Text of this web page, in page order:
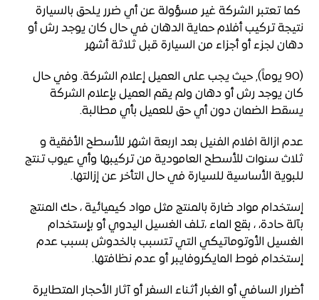
كما تعتبر الشركة غير مسؤولة عن أي ضرر يلحق بالسيارة
نتيجة تركيب أفلام حماية الدهان في حال كان يوجد رش أو
دهان لجزء أو أجزاء من السيارة قبل ثلاثة أشهر
(90 يوماً), حيث يجب على العميل إعلام الشركة. وفي حال
كان يوجد رش أو دهان ولم يقم العميل بإعلام الشركة
يسقط الضمان دون أي حق للعميل بأي مطالبة.
عدم ازالة افلام الفنيل بعد اربعة اشهر للأسطح الأفقية و
ثلاث سنوات للأسطح العامودية من تركيبها وأي عيوب تنتج
للبوية الأساسية للسيارة في حال التأخر عن إزالتها.
إستخدام مواد ضارة بالمنتج مثل مواد كيميائية ، حك المنتج
بآلة حادة، ، بقع الماء ،تلف الغسيل اليدوي أو بإستخدام
الغسيل الأوتوماتيكي التي تتسبب بالخدوش بسبب عدم
إستخدام فوط المايكروفايبر أو عدم نظافتها.
أضرار السافي أو الغبار أثناء السفر أو آثار الأحجار المتطايرة